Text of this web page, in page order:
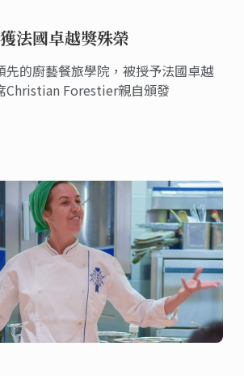
法國卓越獎殊榮
先的廚藝餐旅學院，被授予法國卓越
Christian Forestier親自頒發